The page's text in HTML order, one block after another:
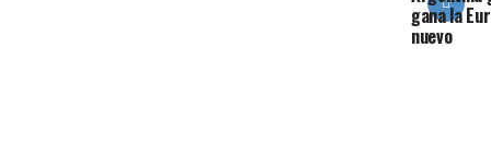
gana la
nuevo